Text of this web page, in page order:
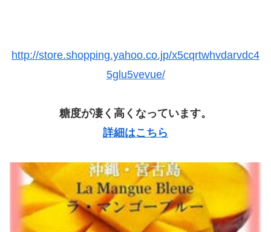
http://store.shopping.yahoo.co.jp/x5cqrtwhvdarvdc4
5glu5vevue/
糖度が凄く高くなっています。
詳細はこちら